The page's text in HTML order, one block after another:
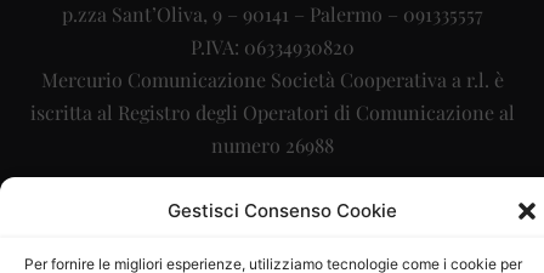
Gestisci Consenso Cookie
Per fornire le migliori esperienze, utilizziamo tecnologie come i cookie per
p.zza Sant’Oliva, 9 – 90141 – Palermo – 091335557
P.IVA: 06334930820
Mercurio Comunicazione Società Cooperativa a r.l. è
iscritta al Registro degli Operatori di Comunicazione al
numero 26988
Sito gestito da La Digitale srl info@ladigitale.it